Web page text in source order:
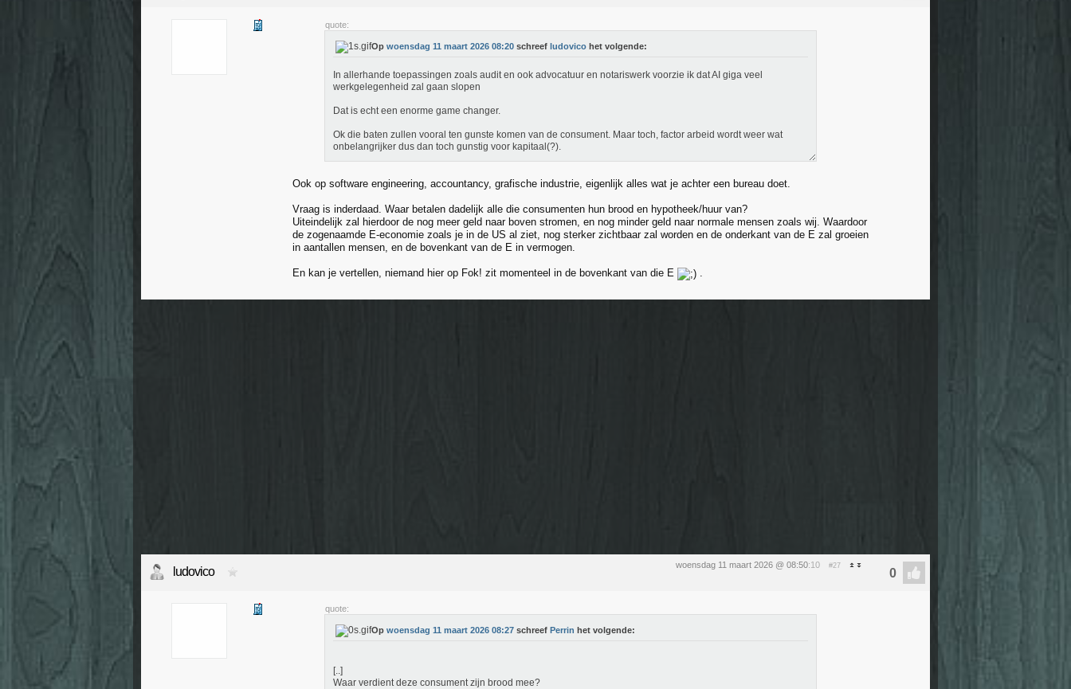
quote:
Op woensdag 11 maart 2026 08:20 schreef ludovico het volgende:
In allerhande toepassingen zoals audit en ook advocatuur en notariswerk voorzie ik dat AI giga veel
werkgelegenheid zal gaan slopen
Dat is echt een enorme game changer.
Ok die baten zullen vooral ten gunste komen van de consument. Maar toch, factor arbeid wordt weer wat
onbelangrijker dus dan toch gunstig voor kapitaal(?).
Ook op software engineering, accountancy, grafische industrie, eigenlijk alles wat je achter een bureau doet.
Vraag is inderdaad. Waar betalen dadelijk alle die consumenten hun brood en hypotheek/huur van?
Uiteindelijk zal hierdoor de nog meer geld naar boven stromen, en nog minder geld naar normale mensen zoals wij. Waardoor
de zogenaamde E-economie zoals je in de US al ziet, nog sterker zichtbaar zal worden en de onderkant van de E zal groeien
in aantallen mensen, en de bovenkant van de E in vermogen.
En kan je vertellen, niemand hier op Fok! zit momenteel in de bovenkant van die E .
woensdag 11 maart 2026 @ 08:50:10 #27
ludovico
quote:
Op woensdag 11 maart 2026 08:27 schreef Perrin het volgende:
[..]
Waar verdient deze consument zijn brood mee?